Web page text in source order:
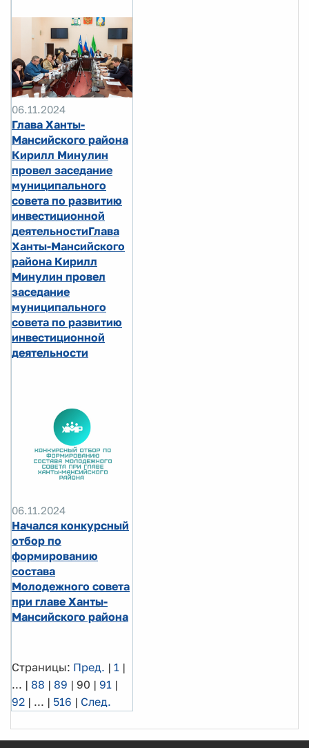
06.11.2024
Глава Ханты-
Мансийского района
Кирилл Минулин
провел заседание
муниципального
совета по развитию
инвестиционной
деятельностиГлава
Ханты-Мансийского
района Кирилл
Минулин провел
заседание
муниципального
совета по развитию
инвестиционной
деятельности
06.11.2024
Начался конкурсный
отбор по
формированию
состава
Молодежного совета
при главе Ханты-
Мансийского района
Страницы: Пред. | 1 |
... | 88 | 89 | 90 | 91 |
92 | ... | 516 | След.